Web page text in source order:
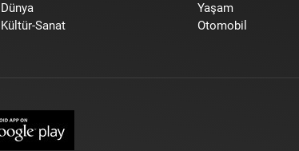
Dünya
Kültür-Sanat
Yaşam
Otomobil